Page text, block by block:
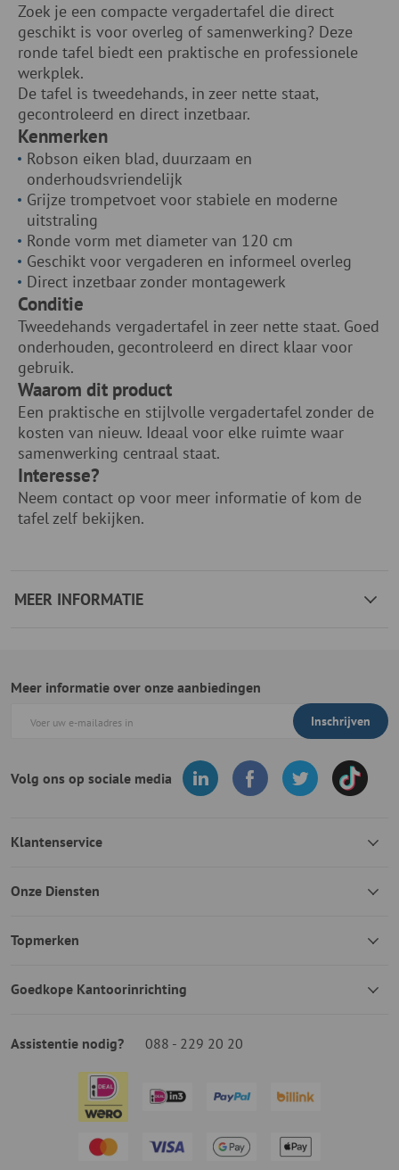
Zoek je een compacte vergadertafel die direct
geschikt is voor overleg of samenwerking? Deze
ronde tafel biedt een praktische en professionele
werkplek.
De tafel is tweedehands, in zeer nette staat,
gecontroleerd en direct inzetbaar.
Kenmerken
Robson eiken blad, duurzaam en
onderhoudsvriendelijk
Grijze trompetvoet voor stabiele en moderne
uitstraling
Ronde vorm met diameter van 120 cm
Geschikt voor vergaderen en informeel overleg
Direct inzetbaar zonder montagewerk
Conditie
Tweedehands vergadertafel in zeer nette staat. Goed
onderhouden, gecontroleerd en direct klaar voor
gebruik.
Waarom dit product
Een praktische en stijlvolle vergadertafel zonder de
kosten van nieuw. Ideaal voor elke ruimte waar
samenwerking centraal staat.
Interesse?
Neem contact op voor meer informatie of kom de
tafel zelf bekijken.
MEER INFORMATIE
Meer informatie over onze aanbiedingen
Inschrijven
Volg ons op sociale media
Klantenservice
Onze Diensten
Topmerken
Goedkope Kantoorinrichting
Assistentie nodig? 088 - 229 20 20